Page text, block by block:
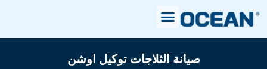
صيانة الثلاجات توكيل اوشن